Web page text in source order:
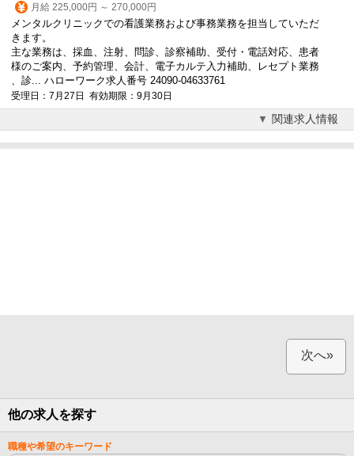
月給 225,000円 ～ 270,000円
メンタルクリニックでの看護業務および事務業務を担当していただ
きます。
主な業務は、採血、注射、問診、診察補助、受付・電話対応、患者
様のご案内、予約管理、会計、 電子カルテ 入力補助、レセプト業務
、診... ハローワーク求人番号 24090-04633761
受理日：7月27日 有効期限：9月30日
関連求人情報
次へ»
他の求人を探す
職種や希望のキーワード